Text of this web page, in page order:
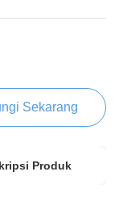
Sekarang
Produk